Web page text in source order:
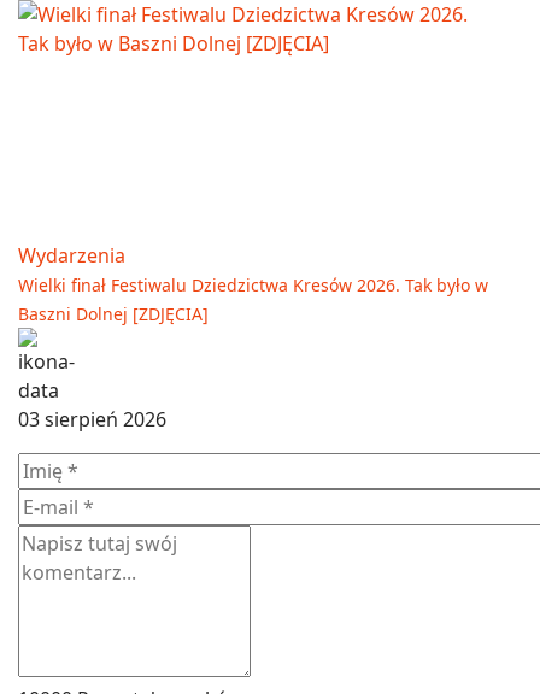
Wydarzenia
Wielki finał Festiwalu Dziedzictwa Kresów 2026. Tak było w
Baszni Dolnej [ZDJĘCIA]
03 sierpień 2026